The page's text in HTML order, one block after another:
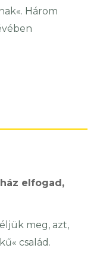
Három
elfogad,
meg, azt,
család.